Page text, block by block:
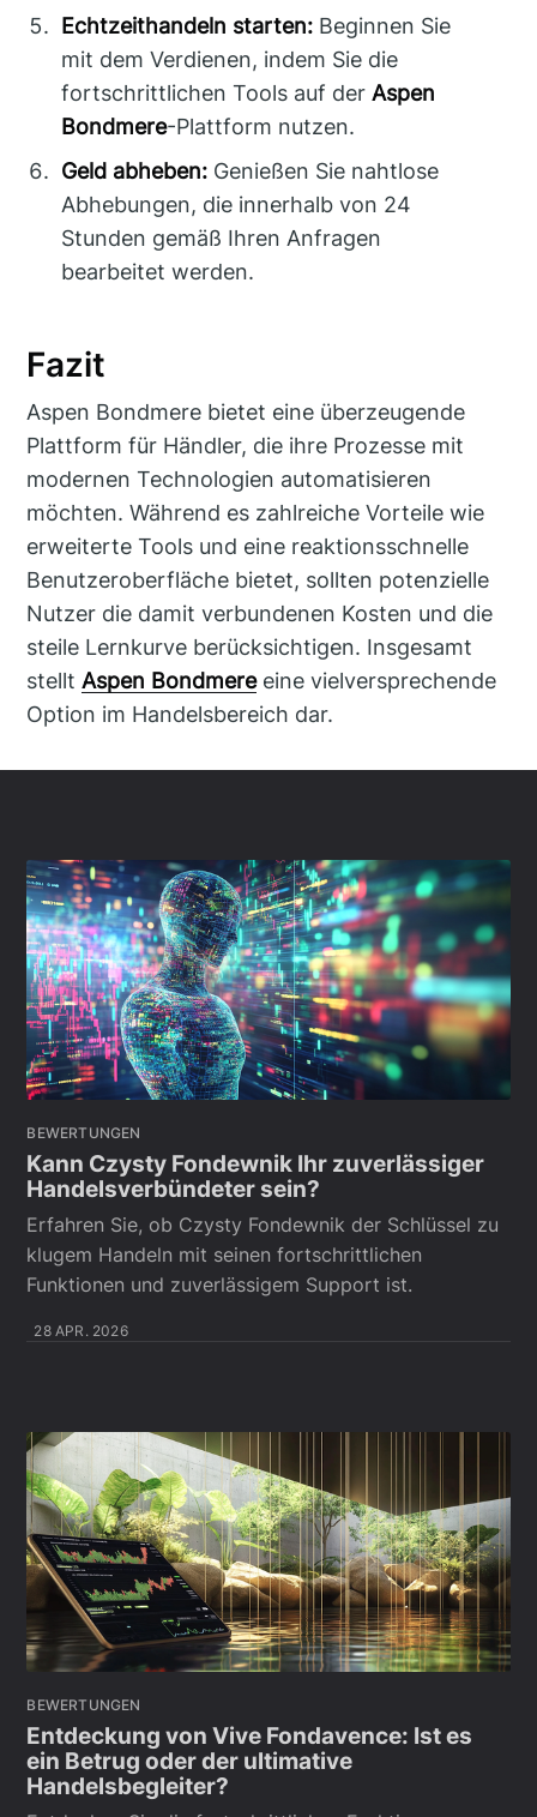
Echtzeithandeln starten: Beginnen Sie
mit dem Verdienen, indem Sie die
fortschrittlichen Tools auf derAspen
Bondmere-Plattform nutzen.
Geld abheben: Genießen Sie nahtlose
Abhebungen, die innerhalb von 24
Stunden gemäß Ihren Anfragen
bearbeitet werden.
Fazit
Aspen Bondmere bietet eine überzeugende
Plattform für Händler, die ihre Prozesse mit
modernen Technologien automatisieren
möchten. Während es zahlreiche Vorteile wie
erweiterte Tools und eine reaktionsschnelle
Benutzeroberfläche bietet, sollten potenzielle
Nutzer die damit verbundenen Kosten und die
steile Lernkurve berücksichtigen. Insgesamt
stelltAspen Bondmereeine vielversprechende
Option im Handelsbereich dar.
BEWERTUNGEN
Kann Czysty Fondewnik Ihr zuverlässiger
Handelsverbündeter sein?
Erfahren Sie, ob Czysty Fondewnik der Schlüssel zu
klugem Handeln mit seinen fortschrittlichen
Funktionen und zuverlässigem Support ist.
28 APR. 2026
BEWERTUNGEN
Entdeckung von Vive Fondavence: Ist es
ein Betrug oder der ultimative
Handelsbegleiter?